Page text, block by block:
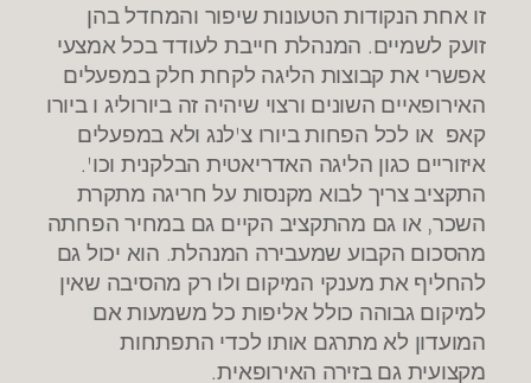
זו אחת הנקודות הטעונות שיפור והמחדל בהן
זועק לשמיים. המנהלת חייבת לעודד בכל אמצעי
אפשרי את קבוצות הליגה לקחת חלק במפעלים
האירופאיים השונים ורצוי שיהיה זה ביורוליג ו ביורו
קאפ או לכל הפחות ביורו צ'לנג ולא במפעלים
איזוריים כגון הליגה האדריאטית הבלקנית וכו'.
התקציב צריך לבוא מקנסות על חריגה מתקרת
השכר, או גם מהתקציב הקיים גם במחיר הפחתה
מהסכום הקבוע שמעבירה המנהלת. הוא יכול גם
להחליף את מענקי המיקום ולו רק מהסיבה שאין
למיקום גבוהה כולל אליפות כל משמעות אם
המועדון לא מתרגם אותו לכדי התפתחות
מקצועית גם בזירה האירופאית.